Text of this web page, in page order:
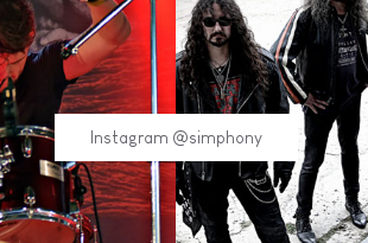
Instagram @simphony